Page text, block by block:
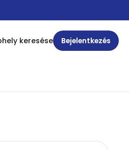
keresése Bejelentkezés